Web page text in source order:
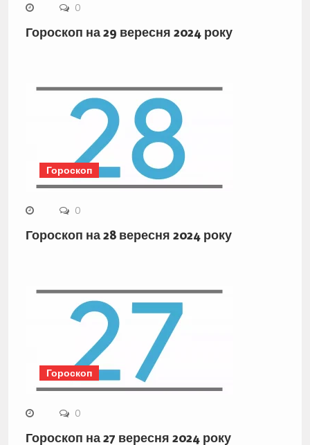
0
Гороскоп на 29 вересня 2024 року
Гороскоп
0
Гороскоп на 28 вересня 2024 року
Гороскоп
0
Гороскоп на 27 вересня 2024 року